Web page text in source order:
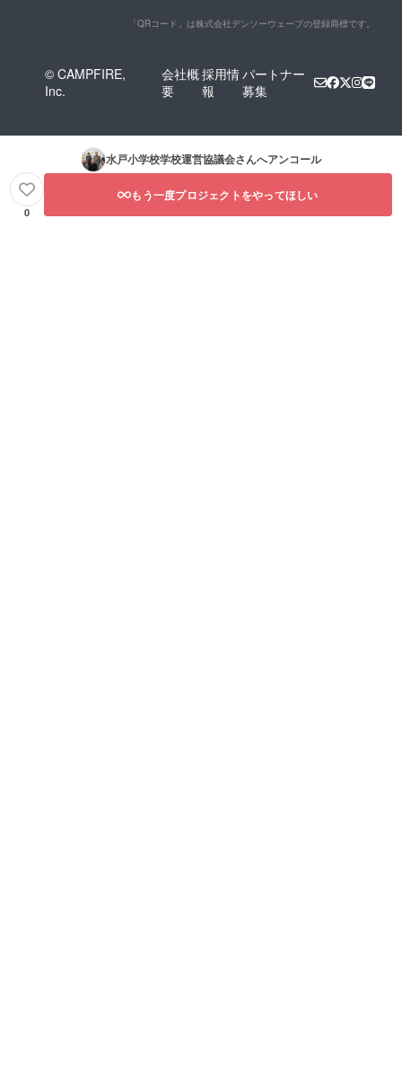
「QRコード」は株式会社デンソーウェーブの登録商標です。
© CAMPFIRE,
Inc.
会社概
要
採用情
報
パートナー
募集
水戸小学校学校運営協議会さんへアンコール
0
もう一度プロジェクトをやってほしい